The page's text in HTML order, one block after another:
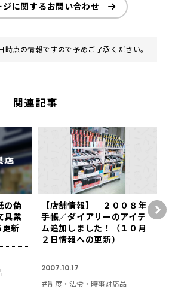
ジに関するお問い合わせ
時点の情報ですので予めご了承ください。
関連記事
の偽
具業
新
【店舗情報】 ２００８年
手帳／ダイアリーのアイテ
ム追加しました！（１０月
２日情報への更新）
2007.10.17
#制度・法令・時事対応品